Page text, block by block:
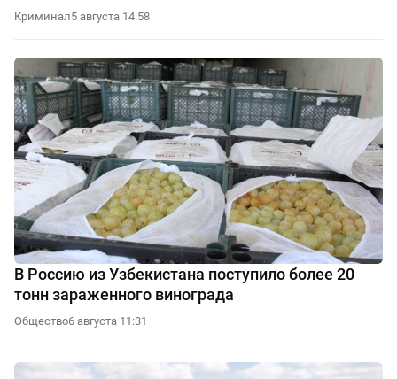
Криминал5 августа 14:58
В Россию из Узбекистана поступило более 20
тонн зараженного винограда
Общество6 августа 11:31